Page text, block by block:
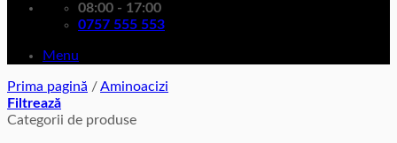
08:00 - 17:00
0757 555 553
Menu
Prima pagină /Aminoacizi
Filtrează
Categorii de produse